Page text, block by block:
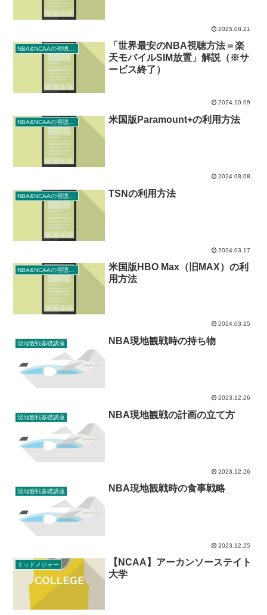
2025.08.21
NBA&NCAAの視聴方法
「世界最安のNBA視聴方法＝楽
天モバイルSIM放置」解説（※サ
ービス終了）
2024.10.09
NBA&NCAAの視聴方法 米国版Paramount+の利用方法
2024.08.08
NBA&NCAAの視聴方法 TSNの利用方法
2024.03.17
NBA&NCAAの視聴方法
米国版HBO Max（旧MAX）の利
用方法
2024.03.15
現地観戦基礎講座 NBA現地観戦時の持ち物
2023.12.26
現地観戦基礎講座 NBA現地観戦の計画の立て方
2023.12.26
現地観戦基礎講座 NBA現地観戦時の食事戦略
2023.12.25
ミッドメジャー
【NCAA】アーカンソーステイト
大学